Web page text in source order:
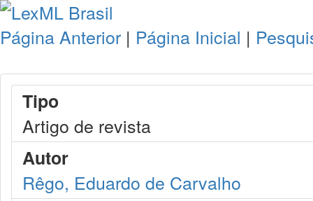
Página Anterior | Página Inicial |
Tipo
Artigo de revista
Autor
Rêgo, Eduardo de Carvalho